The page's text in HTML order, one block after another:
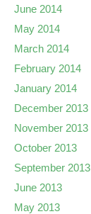
June 2014
May 2014
March 2014
February 2014
January 2014
December 2013
November 2013
October 2013
September 2013
June 2013
May 2013